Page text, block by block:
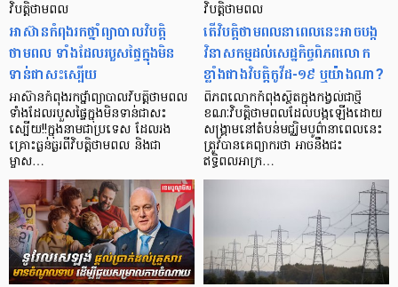
វិបត្តិថាមពល
​អាស៊ានកំពុងរកថ្នាំព្យាបាលវិបត្តិ
ថាមពល ទាំងដែលរបួសផ្ទៃក្នុងមិន
ទាន់ជាសះស្បើយ
អាស៊ានកំពុងរកថ្នាំព្យាបាលវិបត្តិថាមពល
ទាំងដែលរបួសផ្ទៃក្នុងមិនទាន់ជាសះ
ស្បើយ!!ក្នុងនាមជាប្រទេស ដែលរង
គ្រោះធ្ងន់ធ្ងរពីវិបត្តិថាមពល និងជា
ម្ចាស…
វិបត្តិថាមពល
តើវិបត្តិថាមពលនាពេលនេះអាចបង្ក
វិនាសកម្មដល់សេដ្ឋកិច្ចពិភពលោក
ខ្លាំងជាងវិបត្តិកូវីដ-១៩ ឬយ៉ាងណា?
ពិភពលោកកំពុងស្ថិតក្នុងកង្វល់ជាថ្មី
ខណៈវិបត្តិថាមពលដែលបង្កឡើងដោយ
សង្គ្រាមនៅតំបន់មជ្ឈិមបូព៌ានាពេលនេះ
ត្រូវបានគេព្យាករថា អាចនឹងជះ
ឥទ្ធិពលអាក្រ…